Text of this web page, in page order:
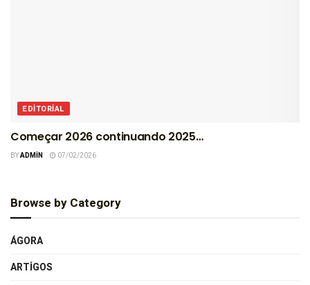
EDITORIAL
Começar 2026 continuando 2025…
BYADMIN 07/02/2026
Browse by Category
ÁGORA
ARTIGOS